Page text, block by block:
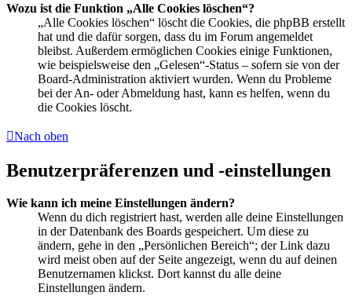
Wozu ist die Funktion „Alle Cookies löschen“?
„Alle Cookies löschen“ löscht die Cookies, die phpBB erstellt
hat und die dafür sorgen, dass du im Forum angemeldet
bleibst. Außerdem ermöglichen Cookies einige Funktionen,
wie beispielsweise den „Gelesen“-Status – sofern sie von der
Board-Administration aktiviert wurden. Wenn du Probleme
bei der An- oder Abmeldung hast, kann es helfen, wenn du
die Cookies löscht.
Nach oben
Benutzerpräferenzen und -einstellungen
Wie kann ich meine Einstellungen ändern?
Wenn du dich registriert hast, werden alle deine Einstellungen
in der Datenbank des Boards gespeichert. Um diese zu
ändern, gehe in den „Persönlichen Bereich“; der Link dazu
wird meist oben auf der Seite angezeigt, wenn du auf deinen
Benutzernamen klickst. Dort kannst du alle deine
Einstellungen ändern.